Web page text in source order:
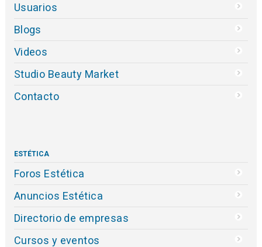
Usuarios
Blogs
Videos
Studio Beauty Market
Contacto
ESTÉTICA
Foros Estética
Anuncios Estética
Directorio de empresas
Cursos y eventos